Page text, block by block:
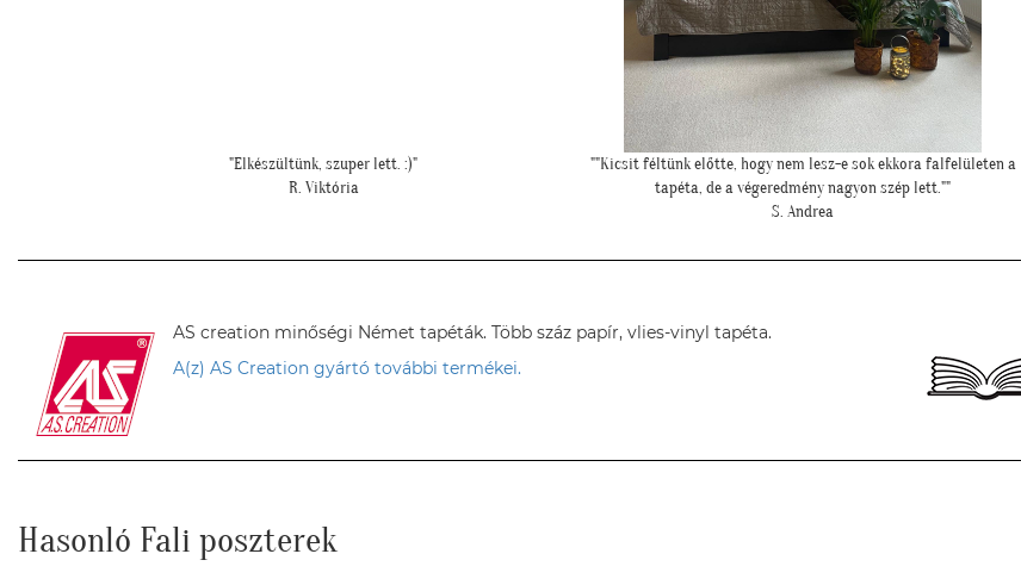
""Kicsit féltünk előtte, hogy nem lesz-e sok ekkora falfelületen a
tapéta, de a végeredmény nagyon szép lett.""
"Példa értékű kedvesség és segítőkészség, hiperszuper 24 órán belüli
szállítással!"
U. Leila
AS creation minőségi Német tapéták. Több száz papír, vlies-vinyl tapéta.
A(z) AS Creation gyártó további termékei.
Hasonló Fali poszterek